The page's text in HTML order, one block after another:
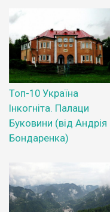
Топ-10 Україна
Інкогніта. Палаци
Буковини (від Андрія
Бондаренка)